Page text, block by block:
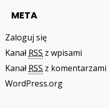
META
Zaloguj się
Kanał RSS z wpisami
Kanał RSS z komentarzami
WordPress.org